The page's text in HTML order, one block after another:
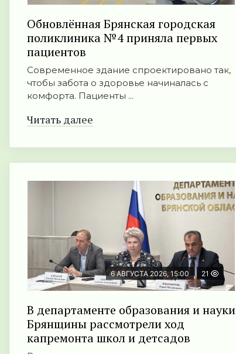
Обновлённая Брянская городская
поликлиника №4 приняла первых
пациентов
Современное здание спроектировано так,
чтобы забота о здоровье начиналась с
комфорта. Пациенты ...
Читать далее
6 АВГУСТА 2026, 15:00 21
В департаменте образования и науки
Брянщины рассмотрели ход
капремонта школ и детсадов